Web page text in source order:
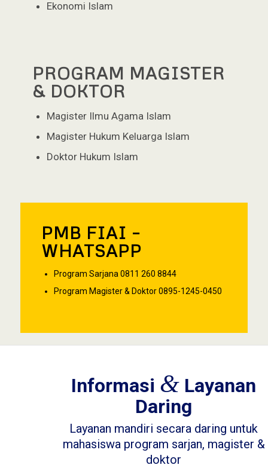
Ekonomi Islam
PROGRAM MAGISTER
& DOKTOR
Magister Ilmu Agama Islam
Magister Hukum Keluarga Islam
Doktor Hukum Islam
PMB FIAI –
WHATSAPP
Program Sarjana 0811 260 8844
Program Magister & Doktor 0895-1245-0450
Informasi & Layanan
Daring
Layanan mandiri secara daring untuk
mahasiswa program sarjan, magister &
doktor